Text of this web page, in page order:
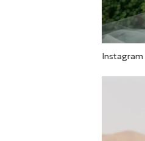
Instagram